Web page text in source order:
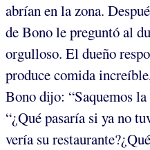
abrían en la zona.
de Bono le preguntó al
orgulloso. El dueño
produce comida
Bono dijo: “Saquemos
“¿Qué pasaría si ya no
vería su